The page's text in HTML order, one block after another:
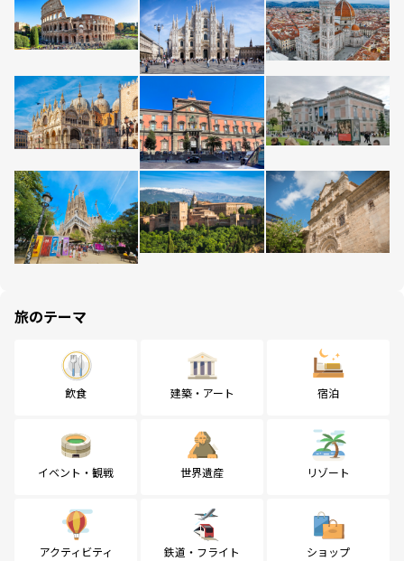
旅のテーマ
飲食 建築・アート 宿泊
イベント・観戦 世界遺産 リゾート
アクティビティ 鉄道・フライト ショップ